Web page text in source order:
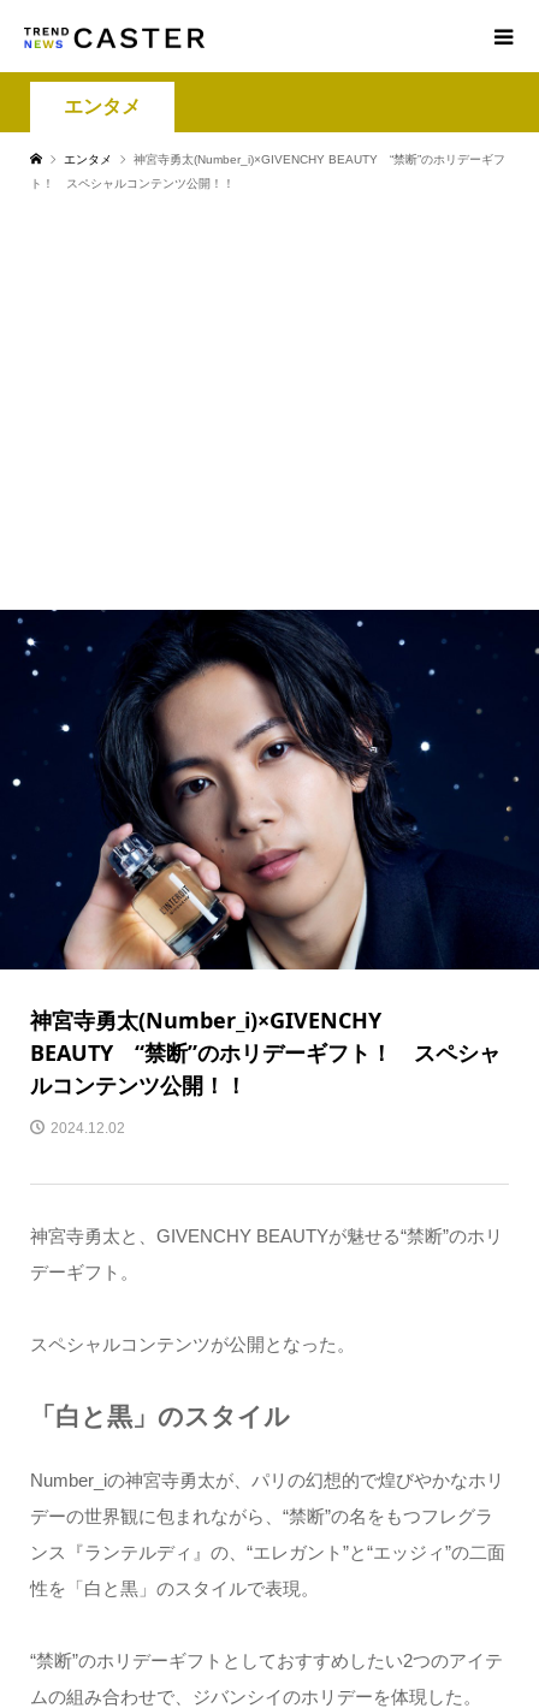
エンタメ
エンタメ
神宮寺勇太(Number_i)×GIVENCHY BEAUTY “禁断”のホリデーギフ
ト！ スペシャルコンテンツ公開！！
神宮寺勇太(Number_i)×GIVENCHY
BEAUTY “禁断”のホリデーギフト！ スペシャ
ルコンテンツ公開！！
2024.12.02
神宮寺勇太と、GIVENCHY BEAUTYが魅せる“禁断”のホリ
デーギフト。
スペシャルコンテンツが公開となった。
「白と黒」のスタイル
Number_iの神宮寺勇太が、パリの幻想的で煌びやかなホリ
デーの世界観に包まれながら、“禁断”の名をもつフレグラ
ンス『ランテルディ』の、“エレガント”と“エッジィ”の二面
性を「白と黒」のスタイルで表現。
“禁断”のホリデーギフトとしておすすめしたい2つのアイテ
ムの組み合わせで、ジバンシイのホリデーを体現した。